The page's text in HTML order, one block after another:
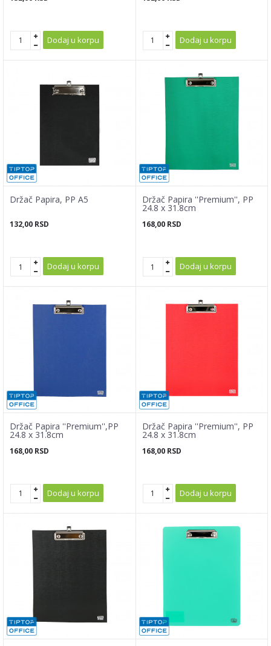
Dodaj u korpu Dodaj u korpu
Držač Papira, PP A5
132,00 RSD
Dodaj u korpu
Držač Papira ''Premium'', PP
24.8 x 31.8cm
168,00 RSD
Dodaj u korpu
Držač Papira ''Premium'',PP
24.8 x 31.8cm
168,00 RSD
Dodaj u korpu
Držač Papira ''Premium'', PP
24.8 x 31.8cm
168,00 RSD
Dodaj u korpu